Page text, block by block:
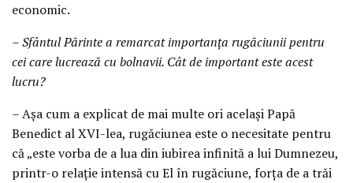
economic.
– Sfântul Părinte a remarcat importanţa rugăciunii pentru
cei care lucrează cu bolnavii. Cât de important este acest
lucru?
– Aşa cum a explicat de mai multe ori acelaşi Papă
Benedict al XVI-lea, rugăciunea este o necesitate pentru
că „este vorba de a lua din iubirea infinită a lui Dumnezeu,
printr-o relaţie intensă cu El în rugăciune, forţa de a trăi